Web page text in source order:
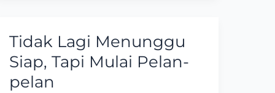
Tidak Lagi Menunggu
Siap, Tapi Mulai Pelan-
pelan
Tidak
Lagi
Menunggu
Siap,